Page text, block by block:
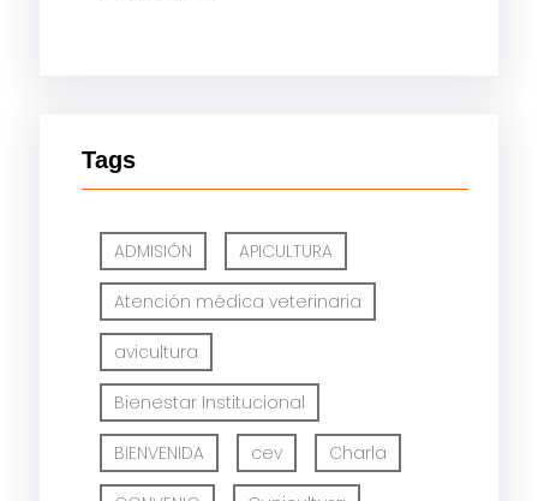
Tags
ADMISIÓN APICULTURA
Atención médica veterinaria
avicultura
Bienestar Institucional
BIENVENIDA cev Charla